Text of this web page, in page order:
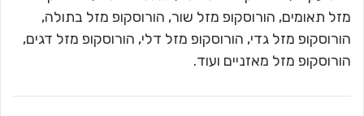
מזל תאומים, הורוסקופ מזל שור, הורוסקופ מזל בתולה,
הורוסקופ מזל גדי, הורוסקופ מזל דלי, הורוסקופ מזל דגים,
הורוסקופ מזל מאזניים ועוד.